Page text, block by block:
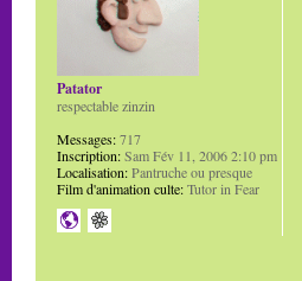
Patator
respectable zinzin
Messages:717
Inscription:Sam Fév 11, 2006 2:10 pm
Localisation:Pantruche ou presque
Film d'animation culte:Tutor in Fear